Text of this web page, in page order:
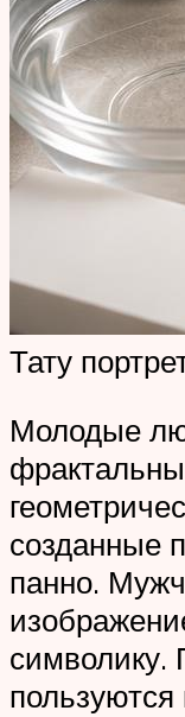
Тату
Молодые
созданные
панно.
символику.